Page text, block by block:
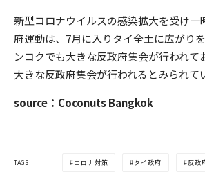
新型コロナウイルスの感染拡大を受け一
府運動は、7月に入りタイ全土に広がり
ンコクでも大きな反政府集会が行われて
大きな反政府集会が行われるとみられて
source：Coconuts Bangkok
TAGS コロナ対策 タイ政府 反政